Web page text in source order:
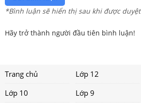
*Bình luận sẽ hiển thị sau khi được duyệt
Hãy trở thành người đầu tiên bình luận!
Trang chủ Lớp 12
Lớp 10
Lớp 9